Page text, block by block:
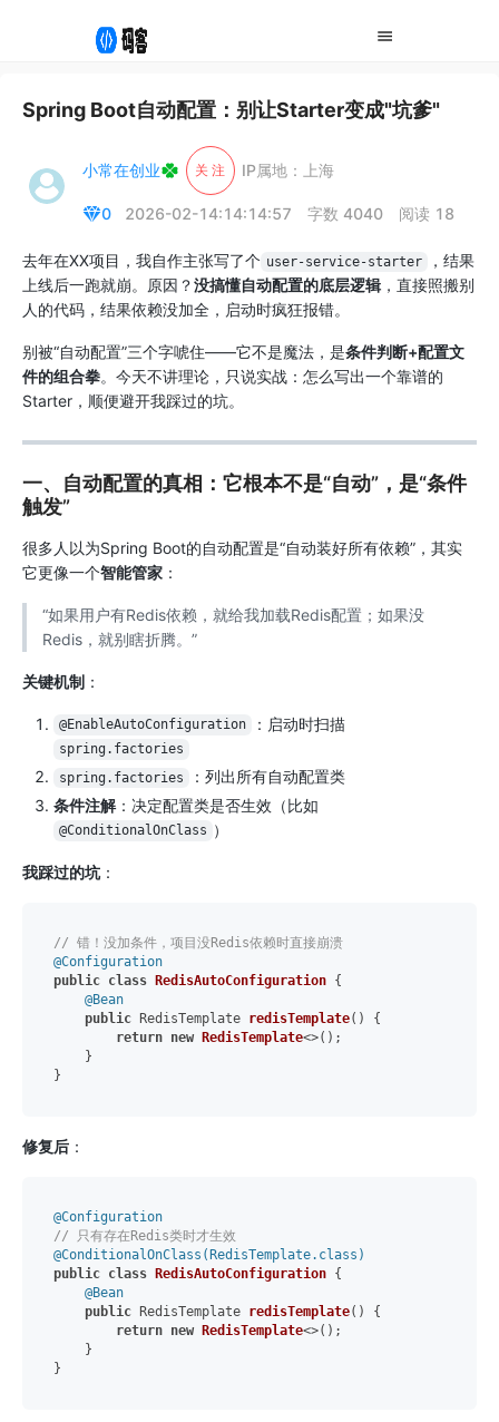
Spring Boot自动配置：别让Starter变成"坑爹"
小常在创业 关 注 IP属地：上海
0 2026-02-14:14:14:57 字数 4040 阅读 18
去年在XX项目，我自作主张写了个 user-service-starter
，结果
上线后一跑就崩。原因？没搞懂自动配置的底层逻辑 ，直接照搬别
人的代码，结果依赖没加全，启动时疯狂报错。
别被“自动配置”三个字唬住——它不是魔法，是条件判断+配置文
件的组合拳。今天不讲理论，只说实战：怎么写出一个靠谱的
Starter，顺便避开我踩过的坑。
一、自动配置的真相：它根本不是“自动”，是“条件
触发”
很多人以为Spring Boot的自动配置是“自动装好所有依赖”，其实
它更像一个智能管家 ：
“如果用户有Redis依赖，就给我加载Redis配置；如果没
Redis，就别瞎折腾。”
关键机制 ：
@EnableAutoConfiguration ：启动时扫描
spring.factories
spring.factories
：列出所有自动配置类
条件注解：决定配置类是否生效（比如
@ConditionalOnClass ）
我踩过的坑：
// 错！没加条件，项目没Redis依赖时直接崩溃
@Configuration
public class RedisAutoConfiguration {
@Bean
public RedisTemplate redisTemplate()
{
return new RedisTemplate<>();
    }
修复后 ：
@Configuration
// 只有存在Redis类时才生效
@ConditionalOnClass(RedisTemplate.class)
public class RedisAutoConfiguration {
@Bean
public RedisTemplate redisTemplate()
{
return new RedisTemplate<>();
    }